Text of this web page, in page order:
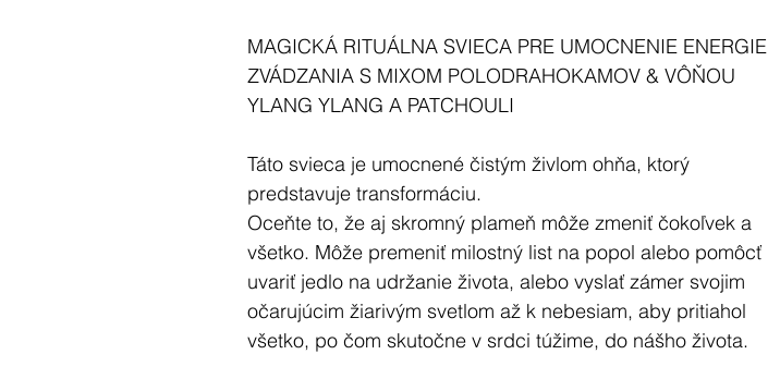
MAGICKÁ RITUÁLNA SVIECA PRE UMOCNENIE ENERGIE
ZVÁDZANIA S MIXOM POLODRAHOKAMOV & VÔŇOU
YLANG YLANG A PATCHOULI
Táto svieca je umocnené čistým živlom ohňa, ktorý
predstavuje transformáciu.
Oceňte to, že aj skromný plameň môže zmeniť čokoľvek a
všetko. Môže premeniť milostný list na popol alebo pomôcť
uvariť jedlo na udržanie života, alebo vyslať zámer svojim
očarujúcim žiarivým svetlom až k nebesiam, aby pritiahol
všetko, po čom skutočne v srdci túžime, do nášho života.